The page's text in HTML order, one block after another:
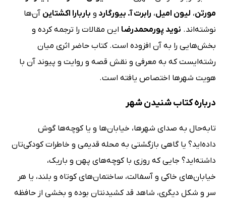
مورتن،‌ لیون امیل، ‌ رابرت آ. بیورگارد و باربارا اکشتاین آن‌ها
نوشته‌اند. نوید پورمحمدرضا این مقالات را ترجمه کرده و
بخش‌هایی را به آن افزوده است. کتاب حاضر اثری میان
رشته‌ایست که به معرفی و نقش قصه و روایت و پیوند آن با
هویت شهرها اختصاص یافته است.
درباره کتاب شنیدن شهر
تابه‌حال به صدای شهرها،‌ خیابان‌ها و یا کوچه‌ها گوش
داده‌اید؟ یا گاهی بازگشتی به محله قدیمی و خاطرات کودکی‌تان
داشته‌اید؟ جایی که روزی با کوچه‌های پهن و باریک،‌
خیابان‌های خاکی و آسفالت، ساختمان‌های کوتاه و بلند، یا هر
سر و شکل دیگری،‌ شاهد قد کشیدنتان بوده و بخشی از حافظه